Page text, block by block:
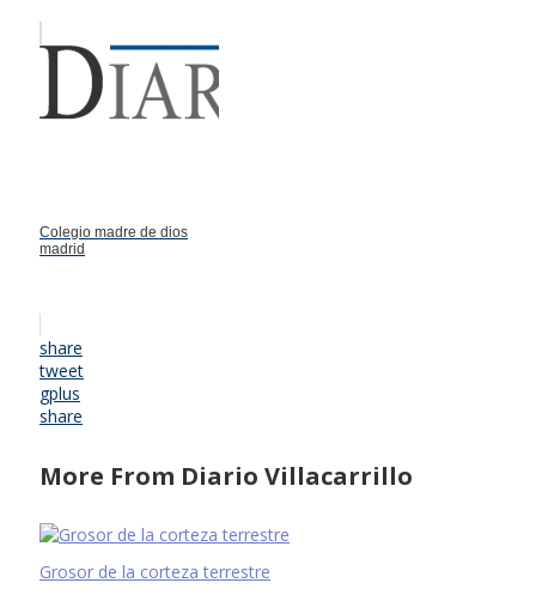
Colegio madre de dios
madrid
share
tweet
gplus
share
More From Diario Villacarrillo
Grosor de la corteza terrestre